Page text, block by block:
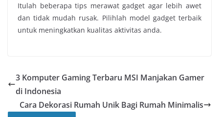
Itulah beberapa tips merawat gadget agar lebih awet
dan tidak mudah rusak. Pilihlah model gadget terbaik
untuk meningkatkan kualitas aktivitas anda.
3 Komputer Gaming Terbaru MSI Manjakan Gamer
di Indonesia
Cara Dekorasi Rumah Unik Bagi Rumah Minimalis